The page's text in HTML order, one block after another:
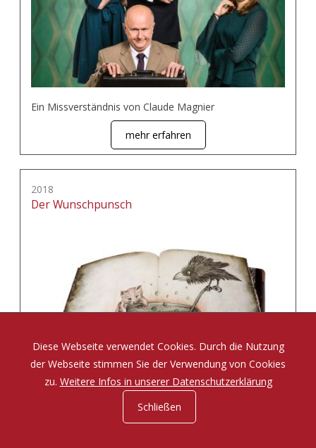
Ein Missverständnis von Claude Magnier
mehr erfahren
2018
Der Wunschpunsch
Eine Zauberposse von Michael Ende
Diese Webseite verwendet Cookies. Durch die Nutzung
der Webseite stimmen Sie der Verwendung von Cookies
zu. Weitere Infos in unserer Datenschutzerklärung
Schließen